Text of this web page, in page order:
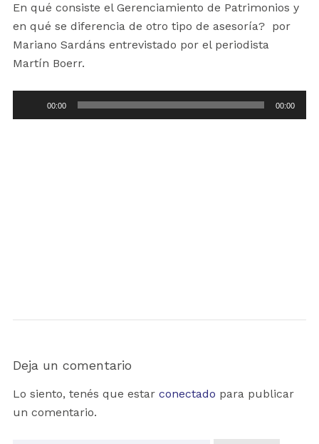
En qué consiste el Gerenciamiento de Patrimonios y
en qué se diferencia de otro tipo de asesoría? por
Mariano Sardáns entrevistado por el periodista
Martín Boerr.
Reproductor
de
00:00 00:00
Deja un comentario
Lo siento, tenés que estar conectado para publicar
un comentario.